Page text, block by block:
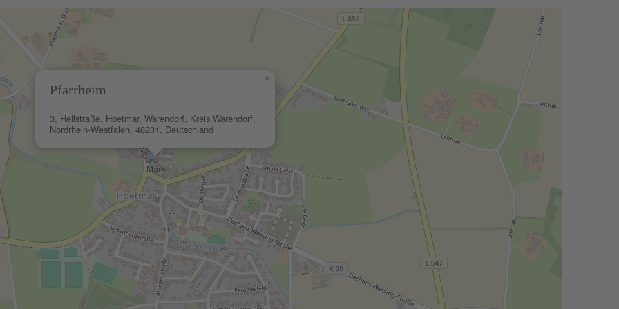
Pfarrheim
3, Hellstraße, Hoetmar, Warendorf, Kreis Warendorf,
Nordrhein-Westfalen, 48231, Deutschland
×